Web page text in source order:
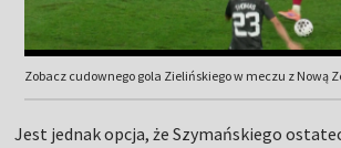
Zobacz cudownego gola Zielińskiego w meczu z Nową
Jest jednak opcja, że Szymańskiego